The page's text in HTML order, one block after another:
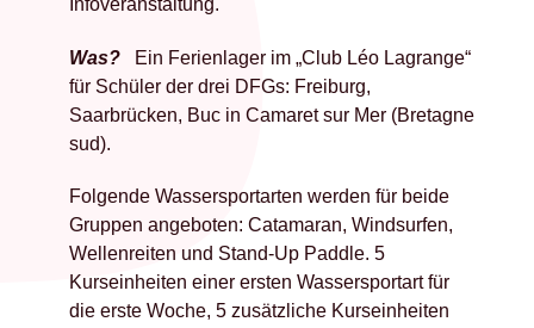
Was? Ein Ferienlager im „Club Léo Lagrange“
für Schüler der drei DFGs: Freiburg,
Saarbrücken, Buc in Camaret sur Mer (Bretagne
sud).
Folgende Wassersportarten werden für beide
Gruppen angeboten: Catamaran, Windsurfen,
Wellenreiten und Stand-Up Paddle. 5
Kurseinheiten einer ersten Wassersportart für
die erste Woche, 5 zusätzliche Kurseinheiten